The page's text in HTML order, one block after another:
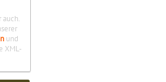
auch.
und
XML-